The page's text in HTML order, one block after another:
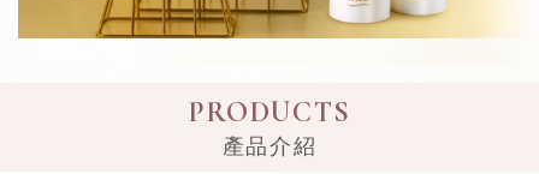
PRODUCTS
產品介紹